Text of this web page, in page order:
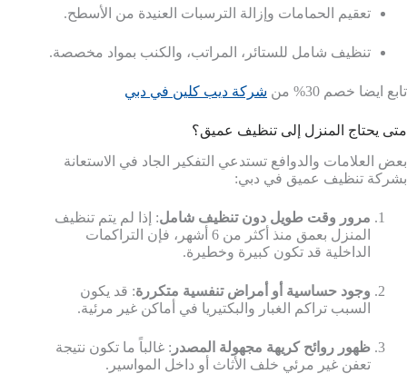
تعقيم الحمامات وإزالة الترسبات العنيدة من الأسطح.
تنظيف شامل للستائر، المراتب، والكنب بمواد مخصصة.
تابع ايضا خصم 30% من شركة ديب كلين في دبي
متى يحتاج المنزل إلى تنظيف عميق؟
بعض العلامات والدوافع تستدعي التفكير الجاد في الاستعانة
بشركة تنظيف عميق في دبي:
مرور وقت طويل دون تنظيف شامل: إذا لم يتم تنظيف
المنزل بعمق منذ أكثر من 6 أشهر، فإن التراكمات
الداخلية قد تكون كبيرة وخطيرة.
وجود حساسية أو أمراض تنفسية متكررة: قد يكون
السبب تراكم الغبار والبكتيريا في أماكن غير مرئية.
ظهور روائح كريهة مجهولة المصدر : غالباً ما تكون نتيجة
تعفن غير مرئي خلف الأثاث أو داخل المواسير.